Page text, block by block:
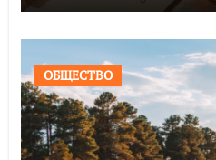
ОБЩЕСТВО